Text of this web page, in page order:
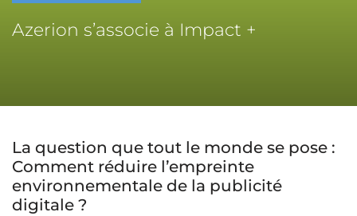
Azerion s’associe à Impact +
La question que tout le monde se pose :
Comment réduire l’empreinte
environnementale de la publicité
digitale ?